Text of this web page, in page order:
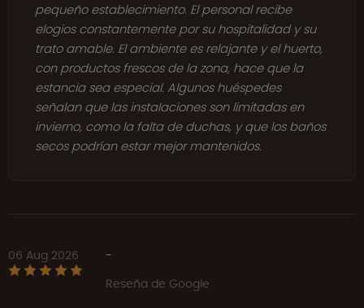
pequeño establecimiento. El personal recibe
elogios constantemente por su hospitalidad y su
trato amable. El ambiente es relajante y el huerto,
con productos frescos de la zona, hace que la
estancia sea especial. Algunos huéspedes
señalan que las instalaciones son limitadas en
invierno, como la falta de duchas, y que los baños
secos podrían estar mejor mantenidos.
06 Aug 2026
-
Reseña de Google